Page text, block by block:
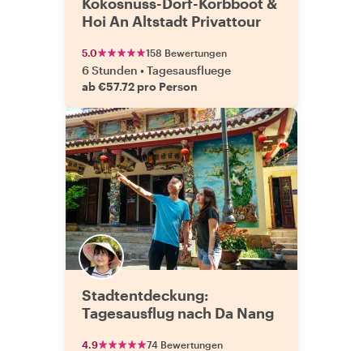
Hoi An Altstadt Privattour
5.0 158 Bewertungen
6 Stunden •Tagesausfluege
ab €57.72 pro Person
Stadtentdeckung:
Tagesausflug nach Da Nang
4.9 74 Bewertungen